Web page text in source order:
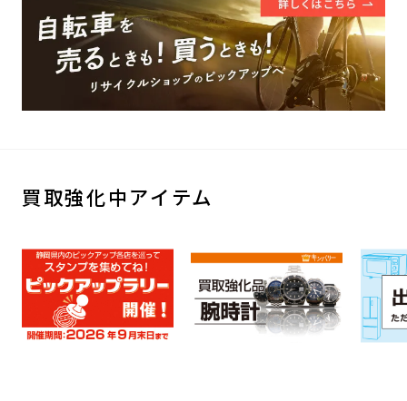
買取強化中アイテム